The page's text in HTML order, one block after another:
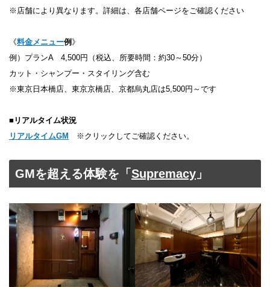
※店舗により異なります。詳細は、各店舗ページをご確認ください
《料金メニュー例 》
例）プランA 4,500円（税込、所要時間：約30～50分）
カット・シャンプー・スタイリング含む
※東京日本橋店、東京京橋店、京都烏丸店は5,500円～です
■ リアルタイム状況
リアルタイムGM
※クリックしてご確認ください。
GMを超える体験を「 Supremacy 」